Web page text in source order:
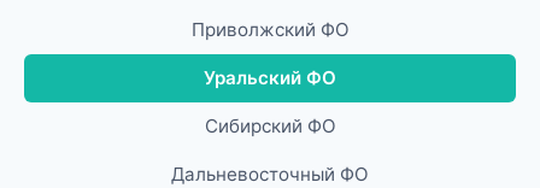
Приволжский ФО
Уральский ФО
Сибирский ФО
Дальневосточный ФО